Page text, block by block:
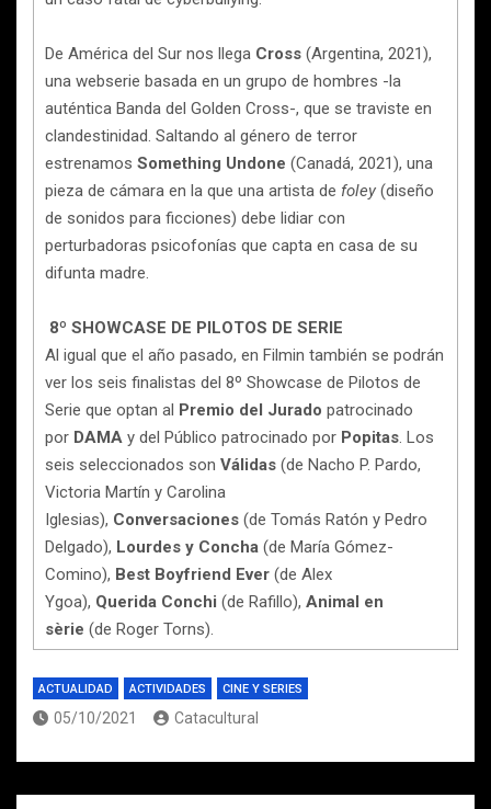
De América del Sur nos llega Cross (Argentina, 2021),
una webserie basada en un grupo de hombres -la
auténtica Banda del Golden Cross-, que se traviste en
clandestinidad. Saltando al género de terror
estrenamos Something Undone (Canadá, 2021), una
pieza de cámara en la que una artista de foley (diseño
de sonidos para ficciones) debe lidiar con
perturbadoras psicofonías que capta en casa de su
difunta madre.
8º SHOWCASE DE PILOTOS DE SERIE
Al igual que el año pasado, en Filmin también se podrán
ver los seis finalistas del 8º Showcase de Pilotos de
Serie que optan al Premio del Jurado patrocinado
por DAMA y del Público patrocinado por Popitas. Los
seis seleccionados son Válidas (de Nacho P. Pardo,
Victoria Martín y Carolina
Iglesias), Conversaciones (de Tomás Ratón y Pedro
Delgado), Lourdes y Concha (de María Gómez-
Comino), Best Boyfriend Ever (de Alex
Ygoa), Querida Conchi (de Rafillo), Animal en
sèrie (de Roger Torns).
ACTUALIDAD ACTIVIDADES CINE Y SERIES
05/10/2021 Catacultural